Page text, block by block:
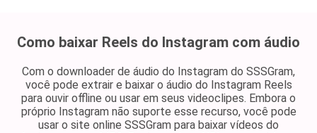
Como baixar Reels do Instagram com áudio
Com o downloader de áudio do Instagram do SSSGram,
você pode extrair e baixar o áudio do Instagram Reels
para ouvir offline ou usar em seus videoclipes. Embora o
próprio Instagram não suporte esse recurso, você pode
usar o site online SSSGram para baixar vídeos do